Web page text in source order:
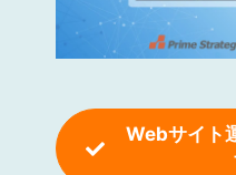
Webサイト